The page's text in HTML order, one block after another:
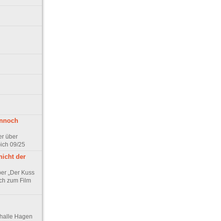
über
09/25
der
„Der Kuss
zum Film
Hagen